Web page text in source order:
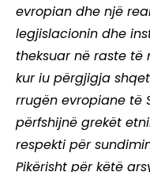
evropian dhe një
legjislacionin dhe
theksuar në raste të
kur iu përgjigja
rrugën evropiane të
përfshijnë grekët
respekti për
Pikërisht për këtë